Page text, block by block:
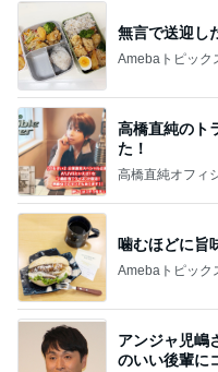
無言で送迎し
Amebaトピック
高橋直純のト
た！
高橋直純オフィ
噛むほどに旨
Amebaトピック
アンジャ児嶋
のいい後輩に